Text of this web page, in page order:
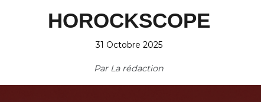
HOROCKSCOPE
31 Octobre 2025
Par La rédaction